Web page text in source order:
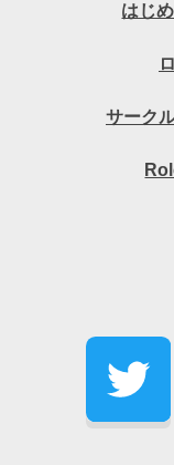
はじ
サーク